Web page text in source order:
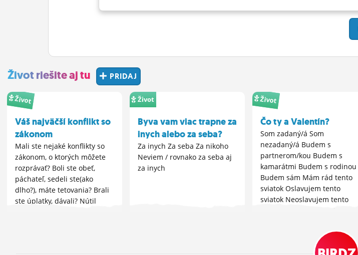
Život riešite aj tu PRIDAJ
Život
Váš najväčší konflikt so
zákonom
Mali ste nejaké konflikty so
zákonom, o ktorých môžete
rozprávať? Boli ste obeť,
páchateľ, sedeli ste(ako
dlho?), máte tetovania? Brali
ste úplatky, dávali? Nútil
Život
Byva vam viac trapne za
inych alebo za seba?
Za inych Za seba Za nikoho
Neviem / rovnako za seba aj
za inych
Život
Čo ty a Valentín?
Som zadaný/á Som
nezadaný/á Budem s
partnerom/kou Budem s
kamarátmi Budem s rodinou
Budem sám Mám rád tento
sviatok Oslavujem tento
sviatok Neoslavujem tento
sviatok Je mi to jedno Deň